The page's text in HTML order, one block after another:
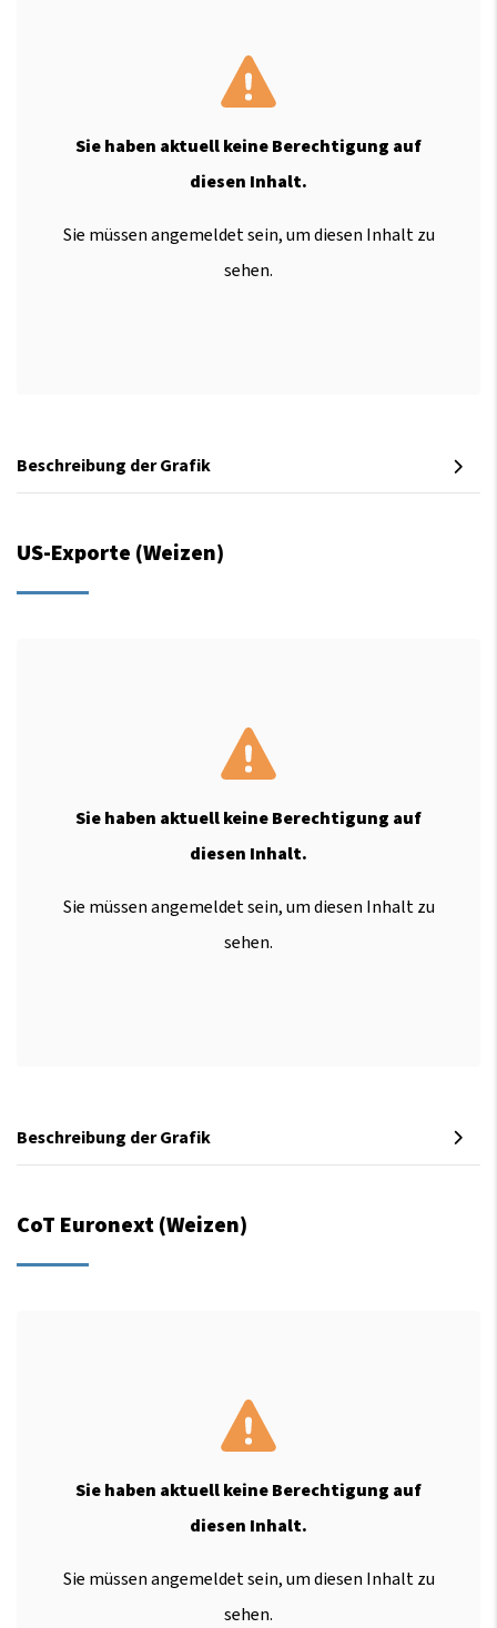
Sie haben aktuell keine Berechtigung auf
diesen Inhalt.
Sie müssen angemeldet sein, um diesen Inhalt zu
sehen.
Beschreibung der Grafik
US-Exporte (Weizen)
Sie haben aktuell keine Berechtigung auf
diesen Inhalt.
Sie müssen angemeldet sein, um diesen Inhalt zu
sehen.
Beschreibung der Grafik
CoT Euronext (Weizen)
Sie haben aktuell keine Berechtigung auf
diesen Inhalt.
Sie müssen angemeldet sein, um diesen Inhalt zu
sehen.